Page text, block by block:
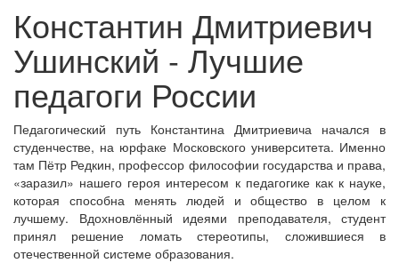
Константин Дмитриевич
Ушинский - Лучшие
педагоги России
Педагогический путь Константина Дмитриевича начался в
студенчестве, на юрфаке Московского университета. Именно
там Пётр Редкин, профессор философии государства и права,
«заразил» нашего героя интересом к педагогике как к науке,
которая способна менять людей и общество в целом к
лучшему. Вдохновлённый идеями преподавателя, студент
принял решение ломать стереотипы, сложившиеся в
отечественной системе образования.